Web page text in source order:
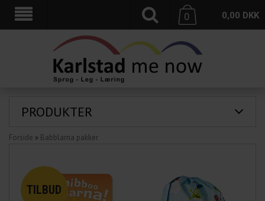
0,00 DKK
0
PRODUKTER
Forside » Babblarna pakker